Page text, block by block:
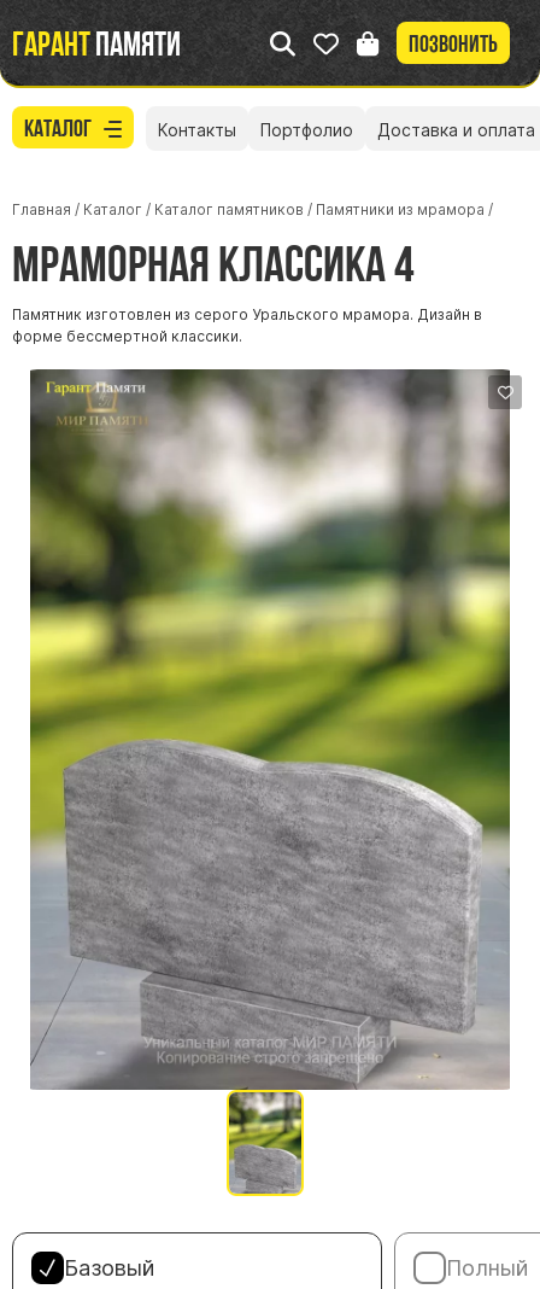
Гарантпамяти Позвонить
Каталог
Участникам СВО
Памятники из гранита
Памятники из мрамора
Элитные памятники
Резные памятники
Мемориальные комплексы
Памятники с полноформатным фото
Склеп
Cкульптуры ангел
Детские памятники
Памятники Мусульманские
Памятники Армянские
Европейские памятники
Памятники "Клипарт"
Семейные памятники ( памятники на двоих )
Памятники в форме креста
Зеркальные памятники
Памятники из белого мрамора Коелга
Креативные памятники
Кресты из белого мрамора
Контакты Портфолио Доставка и оплата
Главная / Каталог / Каталог памятников / Памятники из мрамора /
Мраморная Классика 4
Памятник изготовлен из серого Уральского мрамора. Дизайн в
форме бессмертной классики.
Базовый Полный